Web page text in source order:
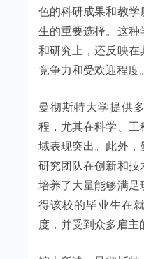
色的科研成果和教
生的重要选择。这
和研究上，还反映
竞争力和受欢迎程度。
曼彻斯特大学提供
程，尤其在科学、
域表现突出。此外
研究团队在创新和技
培养了大量能够满
得该校的毕业生在
度，并受到众多雇主